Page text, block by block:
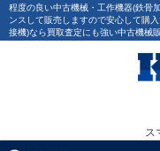
程度の良い中古機械・工作機器(鉄骨
ンスして販売しますので安心して購
接機)なら買取査定にも強い中古機械
ス